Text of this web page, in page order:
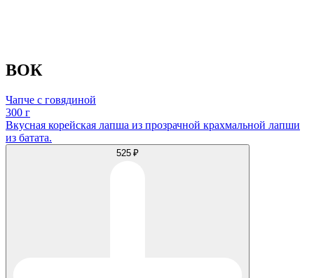
ВОК
Чапче с говядиной
300 г
Вкусная корейская лапша из прозрачной крахмальной лапши
из батата.
525 ₽